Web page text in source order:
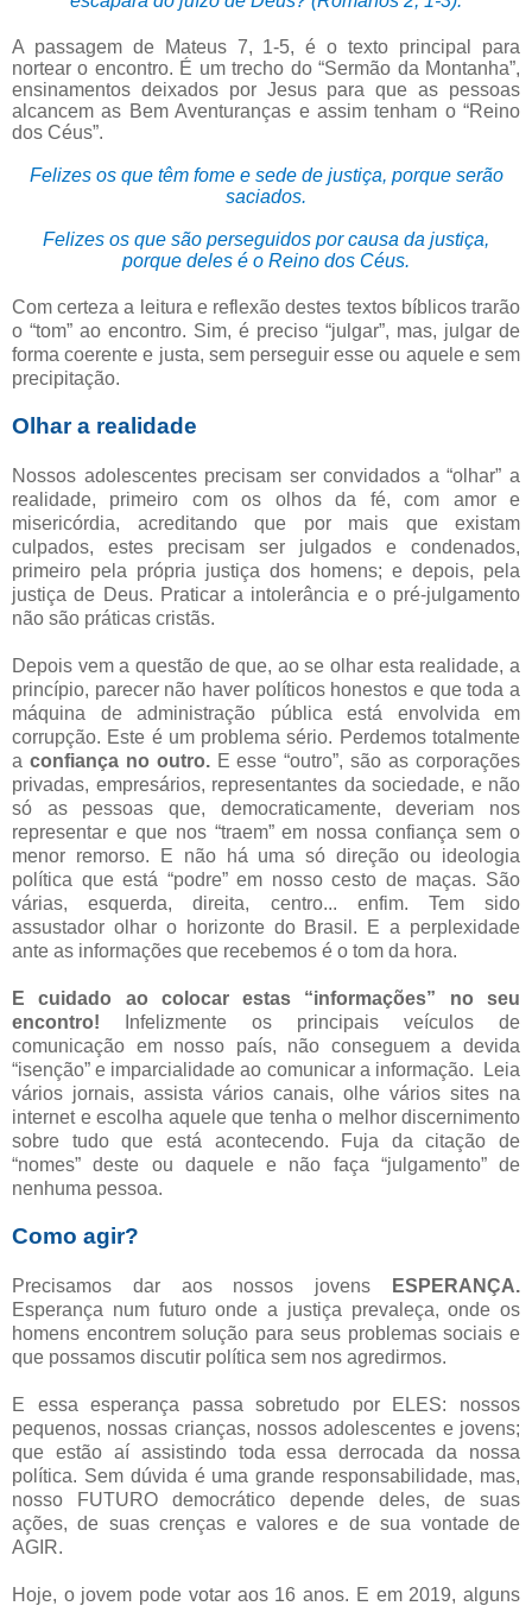
A passagem de Mateus 7, 1-5, é o texto principal para
nortear o encontro. É um trecho do “Sermão da Montanha”,
ensinamentos deixados por Jesus para que as pessoas
alcancem as Bem Aventuranças e assim tenham o “Reino
dos Céus”.
Felizes os que têm fome e sede de justiça, porque serão
saciados.
Felizes os que são perseguidos por causa da justiça,
porque deles é o Reino dos Céus.
Com certeza a leitura e reflexão destes textos bíblicos trarão
o “tom” ao encontro. Sim, é preciso “julgar”, mas, julgar de
forma coerente e justa, sem perseguir esse ou aquele e sem
precipitação.
Olhar a realidade
Nossos adolescentes precisam ser convidados a “olhar” a
realidade, primeiro com os olhos da fé, com amor e
misericórdia, acreditando que por mais que existam
culpados, estes precisam ser julgados e condenados,
primeiro pela própria justiça dos homens; e depois, pela
justiça de Deus. Praticar a intolerância e o pré-julgamento
não são práticas cristãs.
Depois vem a questão de que, ao se olhar esta realidade, a
princípio, parecer não haver políticos honestos e que toda a
máquina de administração pública está envolvida em
corrupção. Este é um problema sério. Perdemos totalmente
a confiança no outro. E esse “outro”, são as corporações
privadas, empresários, representantes da sociedade, e não
só as pessoas que, democraticamente, deveriam nos
representar e que nos “traem” em nossa confiança sem o
menor remorso. E não há uma só direção ou ideologia
política que está “podre” em nosso cesto de maças. São
várias, esquerda, direita, centro... enfim. Tem sido
assustador olhar o horizonte do Brasil. E a perplexidade
ante as informações que recebemos é o tom da hora.
E cuidado ao colocar estas “informações” no seu
encontro! Infelizmente os principais veículos de
comunicação em nosso país, não conseguem a devida
“isenção” e imparcialidade ao comunicar a informação. Leia
vários jornais, assista vários canais, olhe vários sites na
internet e escolha aquele que tenha o melhor discernimento
sobre tudo que está acontecendo. Fuja da citação de
“nomes” deste ou daquele e não faça “julgamento” de
nenhuma pessoa.
Como agir?
Precisamos dar aos nossos jovens
ESPERANÇA.
Esperança num futuro onde a justiça prevaleça, onde os
homens encontrem solução para seus problemas sociais e
que possamos discutir política sem nos agredirmos.
E essa esperança passa sobretudo por ELES: nossos
pequenos, nossas crianças, nossos adolescentes e jovens;
que estão aí assistindo toda essa derrocada da nossa
política. Sem dúvida é uma grande responsabilidade, mas,
nosso FUTURO democrático depende deles, de suas
ações, de suas crenças e valores e de sua vontade de
AGIR.
Hoje, o jovem pode votar aos 16 anos. E em 2019, alguns